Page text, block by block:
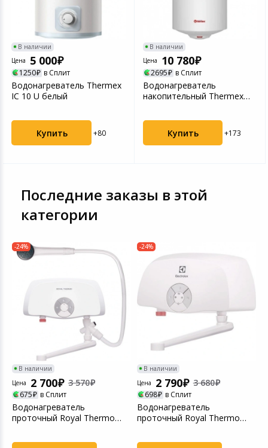
В наличии
Цена
5 000
1250 в Сплит
Водонагреватель Thermex
IC 10 U белый
Купить +80
В наличии
Цена
10 780
2695 в Сплит
Водонагреватель
накопительный Thermex
Купить
+173
Последние заказы в этой
категории
-24%
В наличии
Цена
2 700 3 570
675 в Сплит
Водонагреватель
проточный Royal Thermo
-24%
В наличии
Цена
2 790 3 680
698 в Сплит
Водонагреватель
проточный Royal Thermo